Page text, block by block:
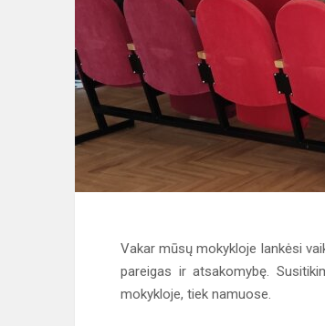
Vakar mūsų mokykloje lankėsi
pareigas ir atsakomybę.
mokykloje, tiek namuose.